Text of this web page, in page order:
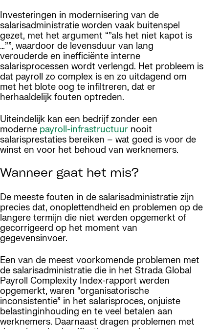
Investeringen in modernisering van de
salarisadministratie worden vaak buitenspel
gezet, met het argument “”als het niet kapot is
…””, waardoor de levensduur van lang
verouderde en inefficiënte interne
salarisprocessen wordt verlengd. Het probleem is
dat payroll zo complex is en zo uitdagend om
met het blote oog te infiltreren, dat er
herhaaldelijk fouten optreden.
Uiteindelijk kan een bedrijf zonder een
moderne payroll-infrastructuur nooit
salarisprestaties bereiken – wat goed is voor de
winst en voor het behoud van werknemers.
Wanneer gaat het mis?
De meeste fouten in de salarisadministratie zijn
precies dat, onoplettendheid en problemen op de
langere termijn die niet werden opgemerkt of
gecorrigeerd op het moment van
gegevensinvoer.
Een van de meest voorkomende problemen met
de salarisadministratie die in het Strada Global
Payroll Complexity Index-rapport werden
opgemerkt, waren “organisatorische
inconsistentie” in het salarisproces, onjuiste
belastinginhouding en te veel betalen aan
werknemers. Daarnaast dragen problemen met